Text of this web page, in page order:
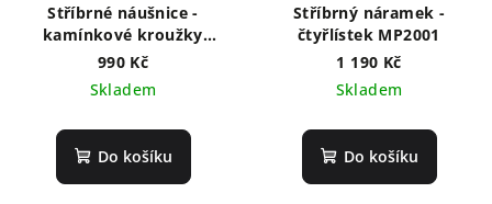
Stříbrné náušnice -
kamínkové kroužky
NF8001
990 Kč
Skladem
Do košíku
Stříbrný náramek -
čtyřlístek MP2001
1 190 Kč
Skladem
Do košíku